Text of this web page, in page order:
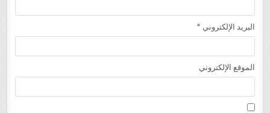
البريد الإلكتروني *
الموقع الإلكتروني